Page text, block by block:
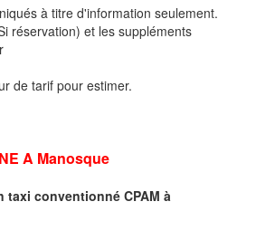
à titre d'information seulement.
réservation) et les suppléments
de tarif pour estimer.
A Manosque
taxi conventionné CPAM à